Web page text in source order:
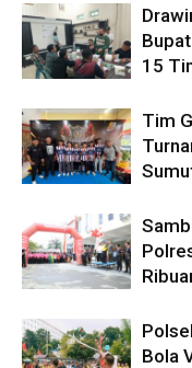
15
Tim
Bola